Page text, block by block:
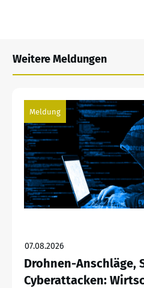
Weitere Meldungen
Meldung
07.08.2026
Drohnen-Anschläge,
Cyberattacken: